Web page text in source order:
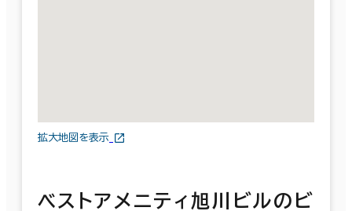
拡大地図を表示
ベストアメニティ旭川ビルのビ